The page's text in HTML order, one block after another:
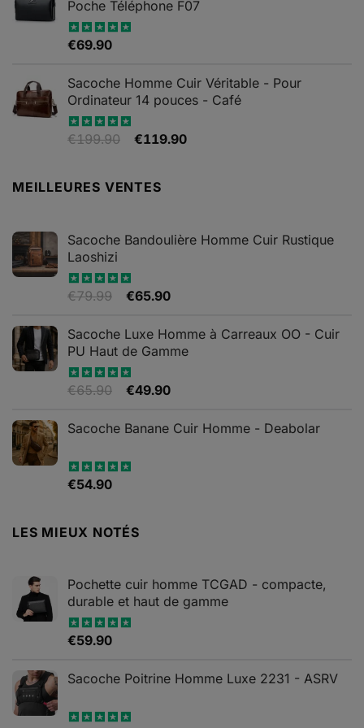
du
produit
Poche Téléphone F07
Note4.67
€69.90
Sacoche Homme Cuir Véritable - Pour
Ordinateur 14 pouces - Café
Note5.00
€199.90
Le
était :
€119.90Le
MEILLEURES VENTES
Sacoche Bandoulière Homme Cuir Rustique
Laoshizi
Note4.88
€79.99
Le
initial
était :
€65.90Le
actuel
est :
Sacoche Luxe Homme à Carreaux OO - Cuir
PU Haut de Gamme
Note4.82
€65.90
Le
initial
€49.90Le
actuel
Sacoche Banane Cuir Homme - Deabolar
Note4.79
€54.90
LES MIEUX NOTÉS
Pochette cuir homme TCGAD - compacte,
durable et haut de gamme
Note5.00
€59.90
Sacoche Poitrine Homme Luxe 2231 - ASRV